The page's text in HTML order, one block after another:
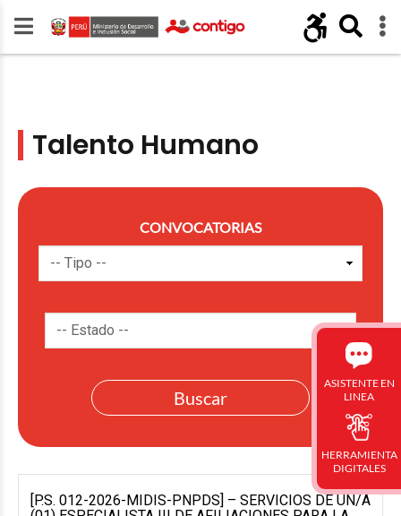
Talento Humano
CONVOCATORIAS
[P.S. 012-2026-MIDIS-PNPDS] – SERVICIOS DE UN/A
ASISTENTE EN
LINEA
HERRAMIENTA
DIGITALES